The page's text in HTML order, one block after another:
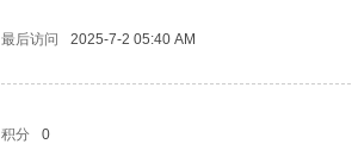
最后访问 2025-7-2 05:40 AM
积分 0